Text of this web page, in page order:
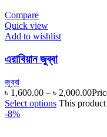
Compare
Quick view
Add to wishlist
এরাবিয়ান জুব্বা
জুব্বা
৳ 1,600.00 – ৳ 2,000.00
Select options This
-8%